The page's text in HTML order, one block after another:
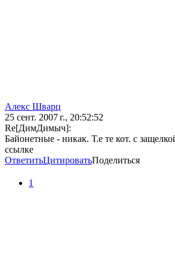
Алекс Шварц
25 сент. 2007 г., 20:52:52
Re[ДимДимыч]:
Байонетные - никак. Т.е те кот. с
ссылке
ОтветитьЦитироватьПоделиться
1